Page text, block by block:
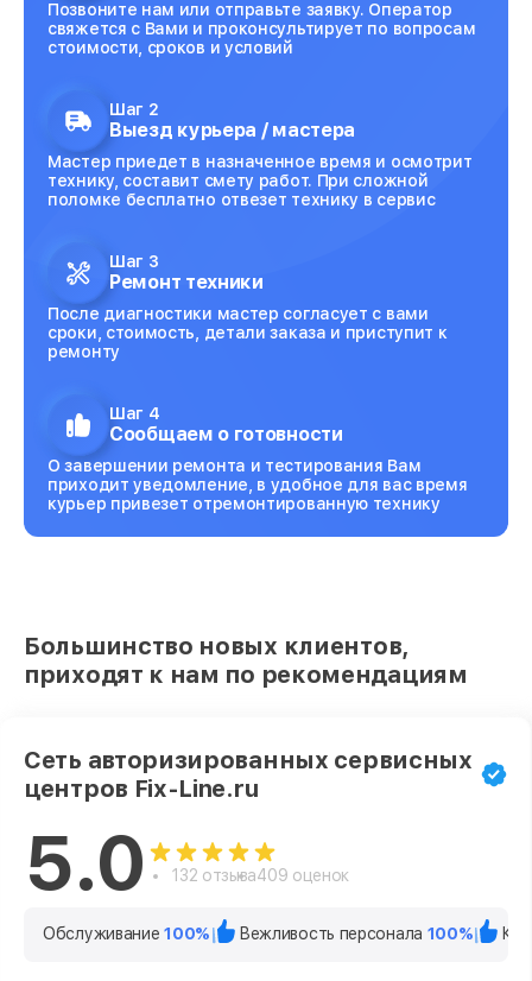
Позвоните нам или отправьте заявку. Оператор
свяжется с Вами и проконсультирует по вопросам
стоимости, сроков и условий
Шаг 2
Выезд курьера / мастера
Мастер приедет в назначенное время и осмотрит
технику, составит смету работ. При сложной
поломке бесплатно отвезет технику в сервис
Шаг 3
Ремонт техники
После диагностики мастер согласует с вами
сроки, стоимость, детали заказа и приступит к
ремонту
Шаг 4
Сообщаем о готовности
О завершении ремонта и тестирования Вам
приходит уведомление, в удобное для вас время
курьер привезет отремонтированную технику
Большинство новых клиентов,
приходят к нам по рекомендациям
Сеть авторизированных сервисных
центров Fix-Line.ru
5.0 132 отзыва409 оценок
Обслуживание100% Вежливость персонала 100%